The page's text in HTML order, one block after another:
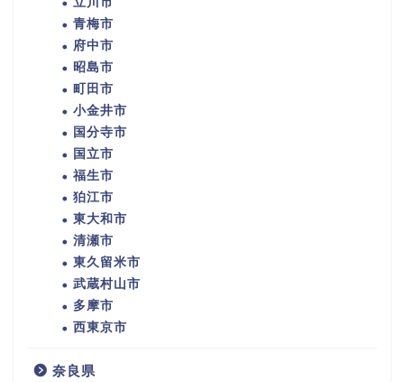
青梅市
府中市
昭島市
町田市
小金井市
国分寺市
国立市
福生市
狛江市
東大和市
清瀬市
東久留米市
武蔵村山市
多摩市
西東京市
奈良県